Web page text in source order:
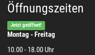
Öffnungszeiten
Jetzt geöffnet!
Montag - Freitag
10.00 - 18.00 Uhr